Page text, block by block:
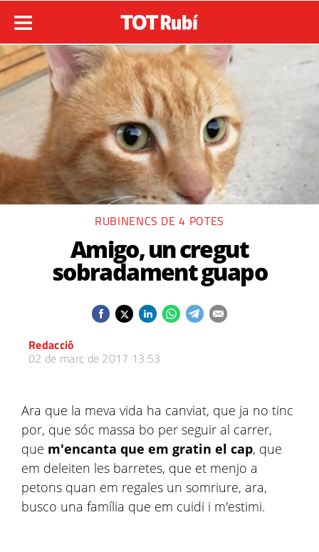
RUBINENCS DE 4 POTES
Amigo, un cregut
sobradament guapo
Redacció
02 de març de 2017 13:53
Ara que la meva vida ha canviat, que ja no tinc
por, que sóc massa bo per seguir al carrer,
que m'encanta que em gratin el cap, que
em deleiten les barretes, que et menjo a
petons quan em regales un somriure, ara,
busco una família que em cuidi i m'estimi.